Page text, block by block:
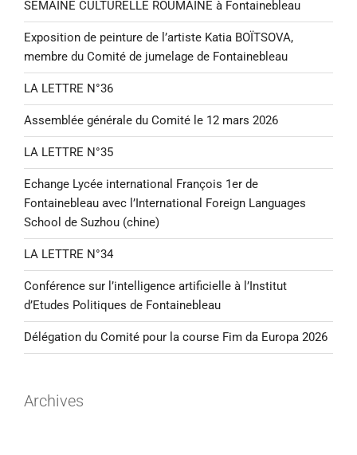
SEMAINE CULTURELLE ROUMAINE à Fontainebleau
Exposition de peinture de l’artiste Katia BOÏTSOVA,
membre du Comité de jumelage de Fontainebleau
LA LETTRE N°36
Assemblée générale du Comité le 12 mars 2026
LA LETTRE N°35
Echange Lycée international François 1er de
Fontainebleau avec l’International Foreign Languages
School de Suzhou (chine)
LA LETTRE N°34
Conférence sur l’intelligence artificielle à l’Institut
d’Etudes Politiques de Fontainebleau
Délégation du Comité pour la course Fim da Europa 2026
Archives